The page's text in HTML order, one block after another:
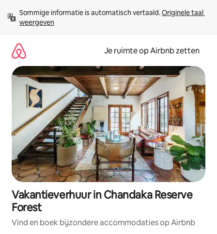
direct
naar
Sommige informatie is automatisch vertaald. Originele taal
weergeven
Je ruimte op Airbnb zetten
Vakantieverhuur in Chandaka Reserve
Forest
Vind en boek bijzondere accommodaties op Airbnb